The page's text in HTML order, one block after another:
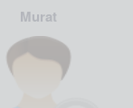
Murat